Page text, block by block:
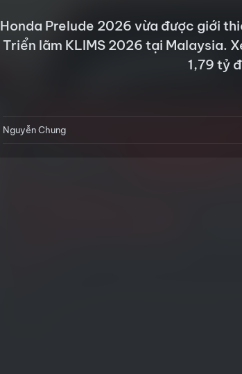
Honda Prelude 2026 vừa được giới
Triển lãm KLIMS 2026 tại Malaysia.
1,79 tỷ
Nguyễn Chung